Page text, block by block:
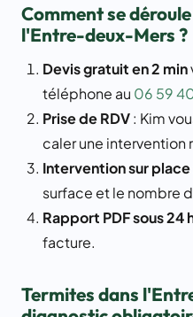
Comment se
l'Entre-deux-Mers ?
Devis gratuit en 2 min
téléphone au 06 59
Prise de RDV: Kim
caler une intervention
Intervention sur place
surface et le nombre
Rapport PDF sous 24
facture.
Termites dans